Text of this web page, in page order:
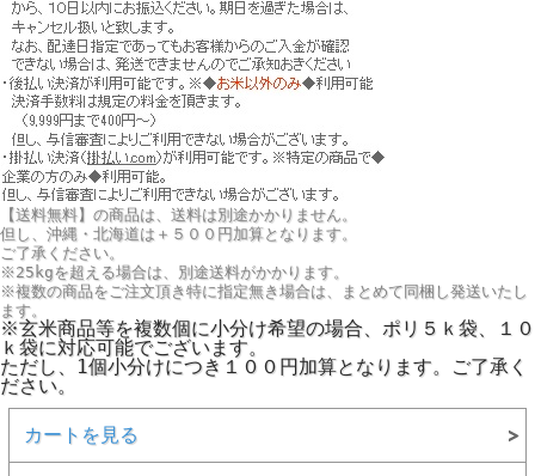
【送料無料】の商品は、送料は別途かかりません。
但し、 沖縄・北海道は＋５００円加算となります。
ご了承ください。
※25kgを超える場合は、別途送料がかかります。
※複数の商品をご注文頂き特に指定無き場合は、まとめて同梱し発送いたし
ます。
※玄米商品等を複数個に小分け希望の場合、ポリ５ｋ袋、１０
ｋ袋に対応可能でございます。
ただし、1個小分けにつき１００円加算となります。ご了承く
ださい。
カートを見る